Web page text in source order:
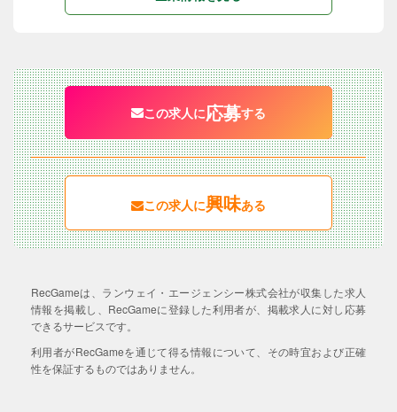
この求人に応募する
この求人に興味ある
RecGameは、ランウェイ・エージェンシー株式会社が収集した求人
情報を掲載し、RecGameに登録した利用者が、掲載求人に対し応募
できるサービスです。
利用者がRecGameを通じて得る情報について、その時宜および正確
性を保証するものではありません。